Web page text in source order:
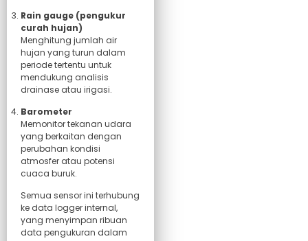
Rain gauge (pengukur
curah hujan)
Menghitung jumlah air
hujan yang turun dalam
periode tertentu untuk
mendukung analisis
drainase atau irigasi.
Barometer
Memonitor tekanan udara
yang berkaitan dengan
perubahan kondisi
atmosfer atau potensi
cuaca buruk.
Semua sensor ini terhubung
ke data logger internal,
yang menyimpan ribuan
data pengukuran dalam